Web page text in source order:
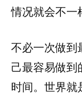
情况就会不一
不必一次做到
己最容易做到
时间。世界就